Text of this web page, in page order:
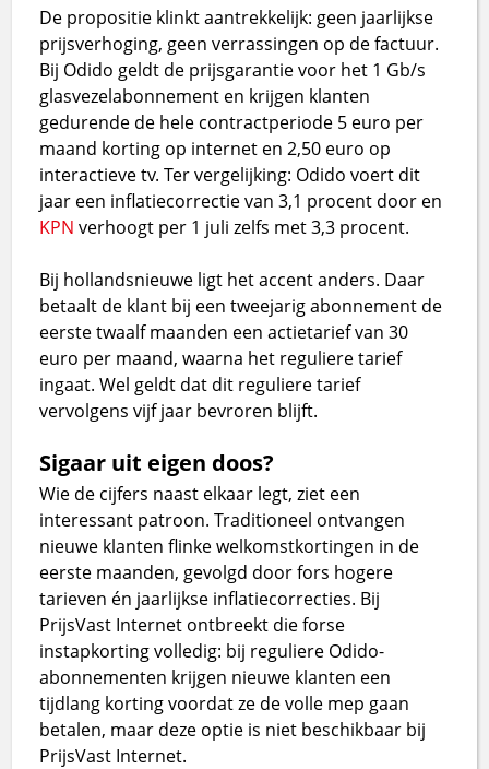
De propositie klinkt aantrekkelijk: geen jaarlijkse
prijsverhoging, geen verrassingen op de factuur.
Bij Odido geldt de prijsgarantie voor het 1 Gb/s
glasvezelabonnement en krijgen klanten
gedurende de hele contractperiode 5 euro per
maand korting op internet en 2,50 euro op
interactieve tv. Ter vergelijking: Odido voert dit
jaar een inflatiecorrectie van 3,1 procent door en
KPN verhoogt per 1 juli zelfs met 3,3 procent.
Bij hollandsnieuwe ligt het accent anders. Daar
betaalt de klant bij een tweejarig abonnement de
eerste twaalf maanden een actietarief van 30
euro per maand, waarna het reguliere tarief
ingaat. Wel geldt dat dit reguliere tarief
vervolgens vijf jaar bevroren blijft.
Sigaar uit eigen doos?
Wie de cijfers naast elkaar legt, ziet een
interessant patroon. Traditioneel ontvangen
nieuwe klanten flinke welkomstkortingen in de
eerste maanden, gevolgd door fors hogere
tarieven én jaarlijkse inflatiecorrecties. Bij
PrijsVast Internet ontbreekt die forse
instapkorting volledig: bij reguliere Odido-
abonnementen krijgen nieuwe klanten een
tijdlang korting voordat ze de volle mep gaan
betalen, maar deze optie is niet beschikbaar bij
PrijsVast Internet.